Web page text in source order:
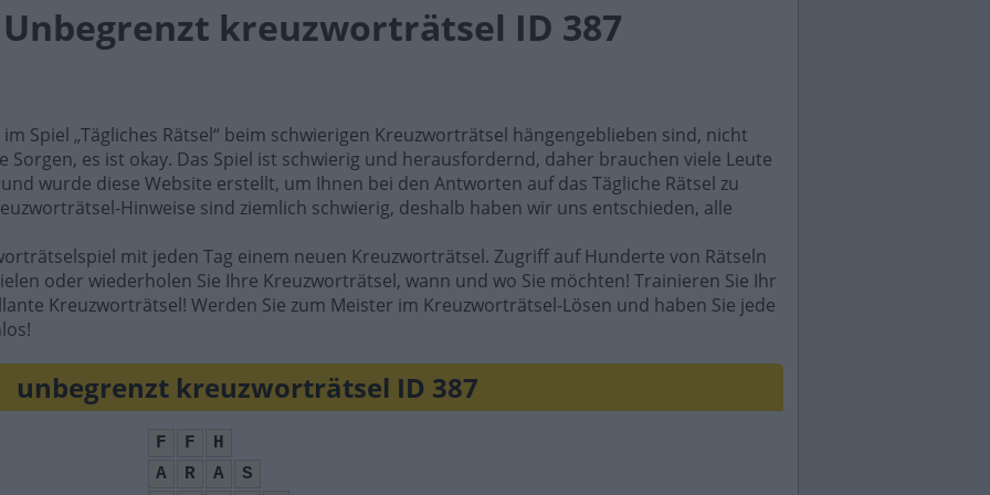
kreuzworträtsel ID 387
Spiel „Tägliches Rätsel“ beim schwierigen Kreuzworträtsel hängengeblieben sind, nicht
Sorgen, es ist okay. Das Spiel ist schwierig und herausfordernd, daher brauchen viele Leute
wurde diese Website erstellt, um Ihnen bei den Antworten auf das Tägliche Rätsel zu
Hinweise sind ziemlich schwierig, deshalb haben wir uns entschieden, alle
mit jeden Tag einem neuen Kreuzworträtsel. Zugriff auf Hunderte von Rätseln
oder wiederholen Sie Ihre Kreuzworträtsel, wann und wo Sie möchten! Trainieren Sie Ihr
Kreuzworträtsel! Werden Sie zum Meister im Kreuzworträtsel-Lösen und haben Sie jede
unbegrenzt kreuzworträtsel ID 387
F F
H
A
R A S